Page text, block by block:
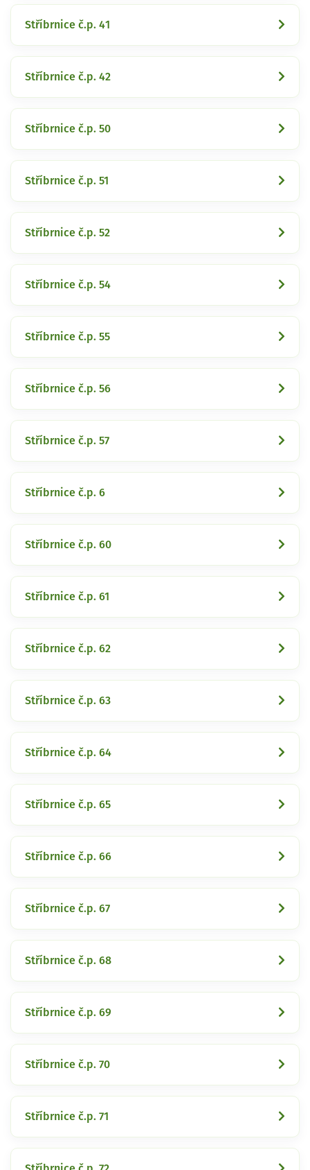
Stříbrnice č.p. 41
Stříbrnice č.p. 42
Stříbrnice č.p. 50
Stříbrnice č.p. 51
Stříbrnice č.p. 52
Stříbrnice č.p. 54
Stříbrnice č.p. 55
Stříbrnice č.p. 56
Stříbrnice č.p. 57
Stříbrnice č.p. 6
Stříbrnice č.p. 60
Stříbrnice č.p. 61
Stříbrnice č.p. 62
Stříbrnice č.p. 63
Stříbrnice č.p. 64
Stříbrnice č.p. 65
Stříbrnice č.p. 66
Stříbrnice č.p. 67
Stříbrnice č.p. 68
Stříbrnice č.p. 69
Stříbrnice č.p. 70
Stříbrnice č.p. 71